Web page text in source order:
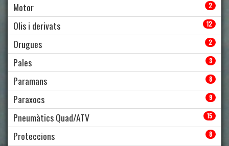
Motor 2
Olis i derivats 12
Orugues 2
Pales 3
Paramans 8
Paraxocs 9
Pneumàtics Quad/ATV 15
Proteccions 8